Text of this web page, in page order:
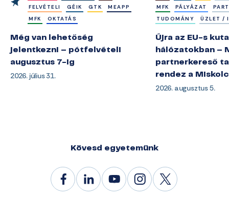
FELVÉTELI
GÉIK GTK
MEAPP
MFK
OKTATÁS
Még van lehetőség
jelentkezni – pótfelvételi
augusztus 7-ig
2026. július 31.
MFK
PÁLYÁZAT
TUDOMÁNY
ÜZLET /
Újra az EU-s
hálózatokban –
partnerkereső
rendez a
2026. augusztus 5.
Kövesd egyetemünk